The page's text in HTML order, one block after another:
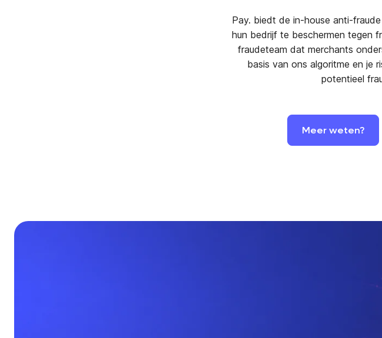
Pay. biedt de in-house anti-
hun bedrijf te beschermen tegen
fraudeteam dat merchants
basis van ons algoritme en je
potentieel
Meer weten?